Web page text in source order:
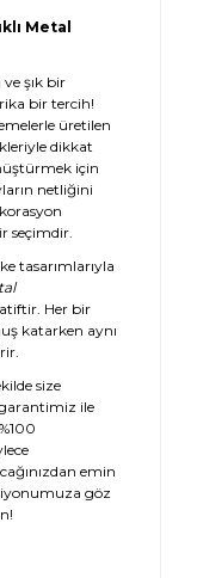
Metal
şık bir
bir tercih!
üretilen
dikkat
için
netliğini
seçimdir.
tasarımlarıyla
Her bir
katarken aynı
size
ile
emin
göz